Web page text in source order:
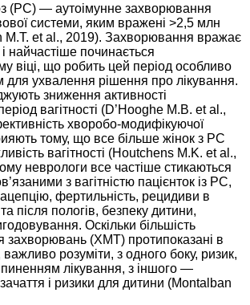
(РС) — аутоімунне захворювання
системи, яким вражені >2,5 млн
M.T. et al., 2019). Захворювання вражає
найчастіше починається
віці, що робить цей період особ­ливо
ухвалення рішення про лікування.
зниження активності
вагітності (D’Hooghe M.B. et al.,
хворобо-модифікуючої
тому, що все більше жінок з РС
вагітності (Houtchens M.K. et al.,
неврологи все частіше стикаються
з вагітністю пацієнток із РС,
фертильність, рецидиви в
та після пологів, безпеку дитини,
Оскільки більшість
захворювань (ХМТ) протипоказані в
важливо розуміти, з одного боку, ризик,
лікування, з іншого —
і ризики для дитини (Montalban